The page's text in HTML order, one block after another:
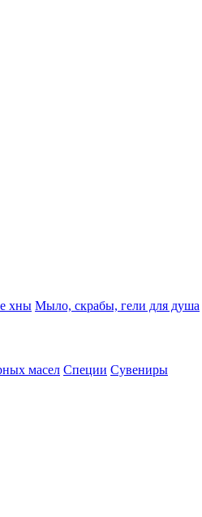
хны Мыло, скрабы, гели для душа
масел Специи Сувениры